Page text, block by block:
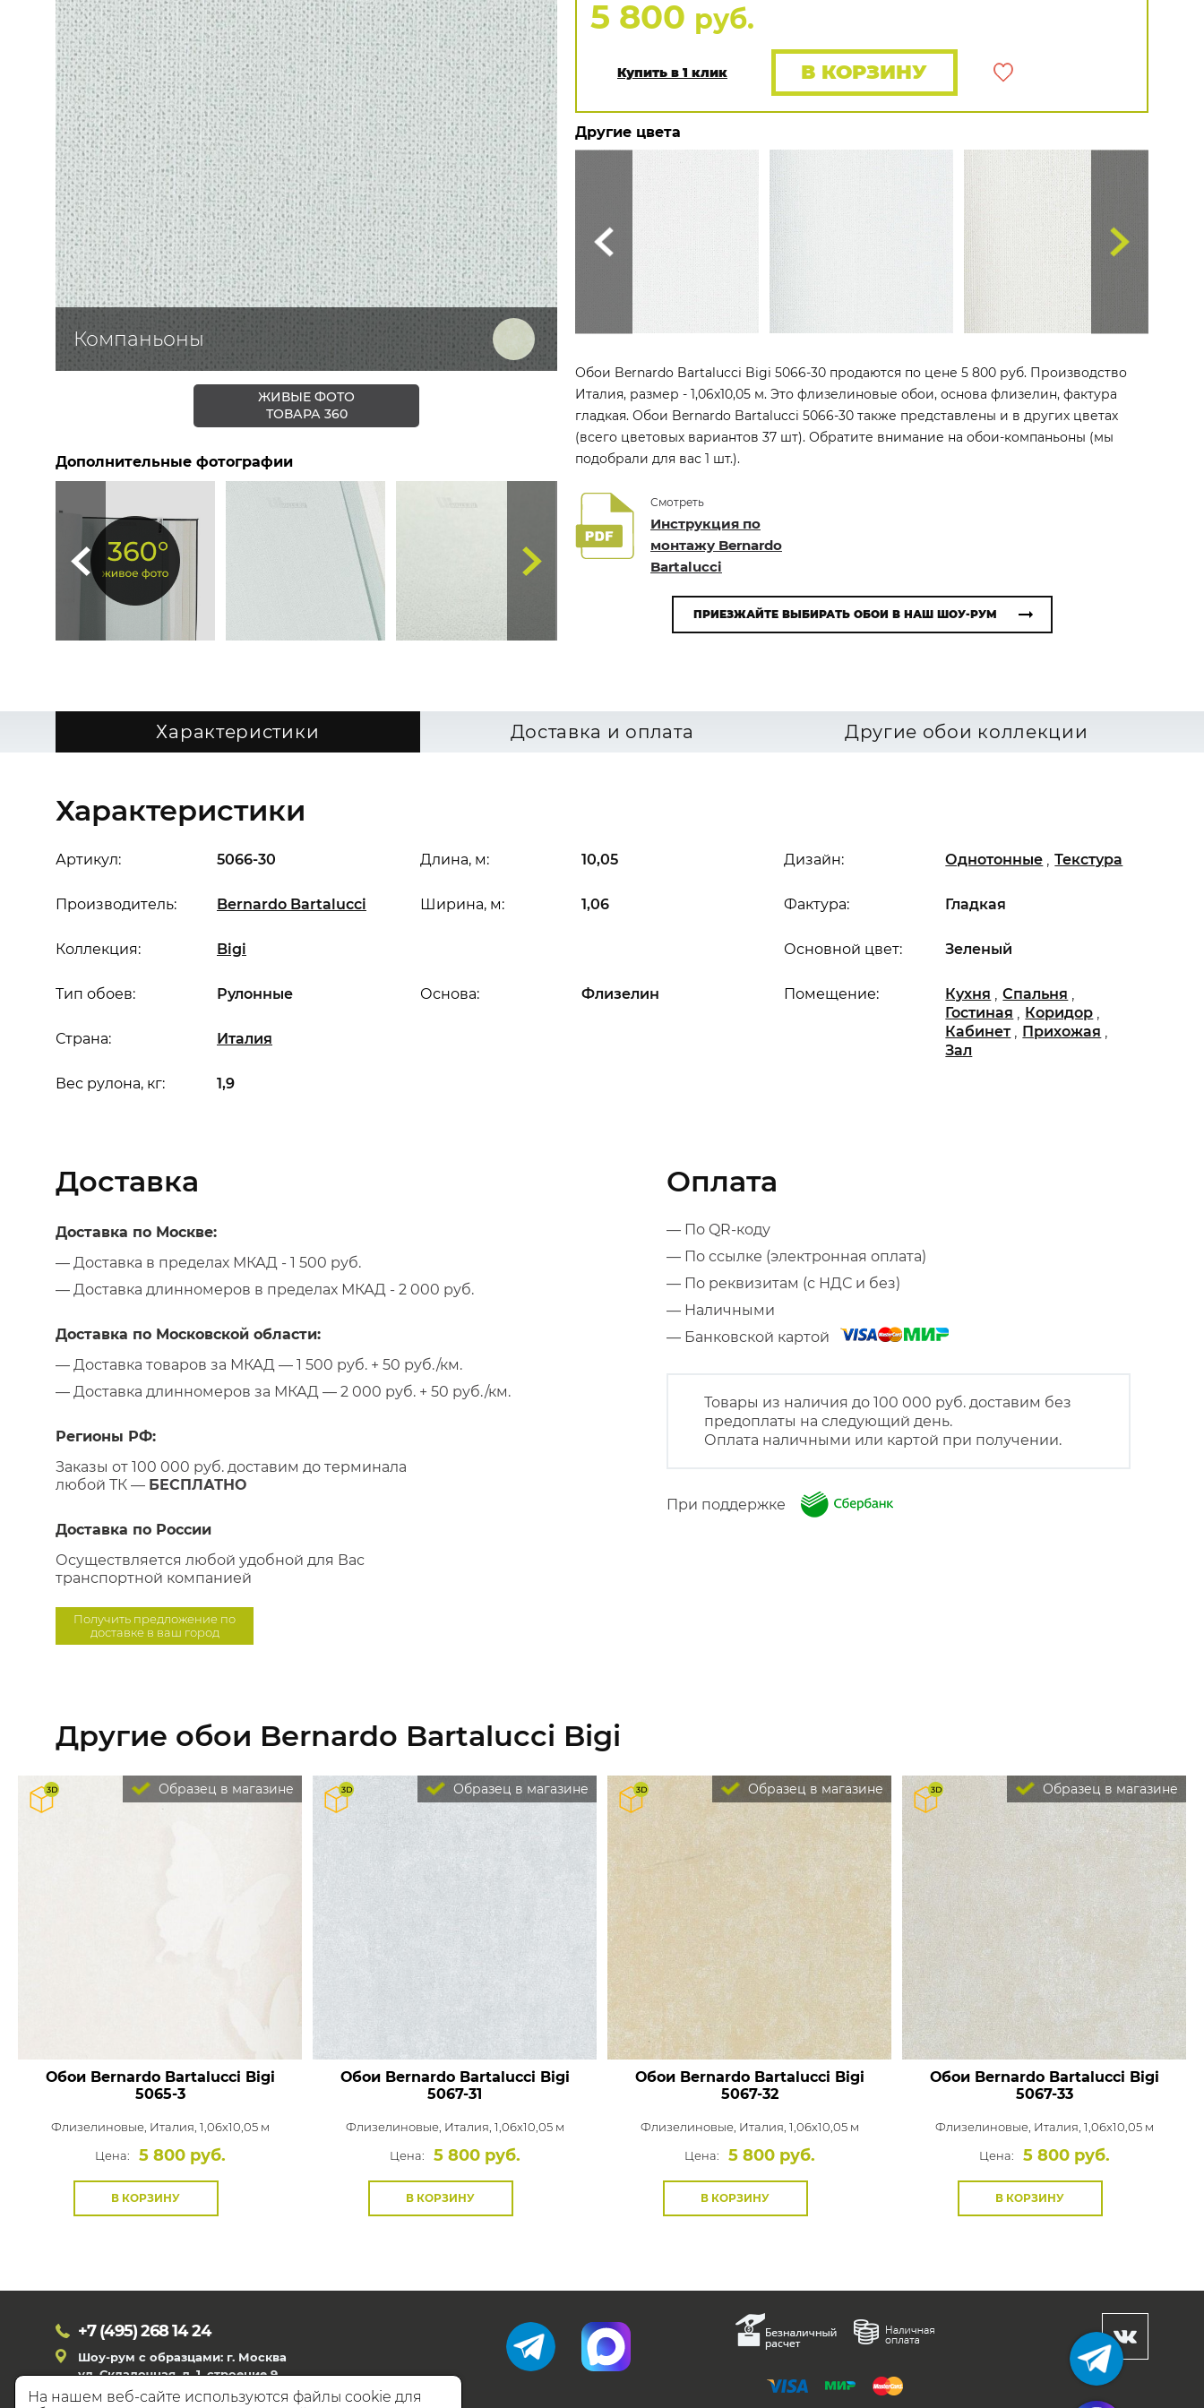
ЦВЕТА
ПОКАЗАТЬ ВСЕ ОБОИ
Компаньоны
ЖИВЫЕ ФОТО
ТОВАРА 360
Дополнительные фотографии
5 800 руб.
Купить в 1 клик В КОРЗИНУ
Другие цвета
Обои Bernardo Bartalucci Bigi 5066-30 продаются по цене 5 800 руб. Производство
Италия, размер - 1,06x10,05 м. Это флизелиновые обои, основа флизелин, фактура
гладкая. Обои Bernardo Bartalucci 5066-30 также представлены и в других цветах
(всего цветовых вариантов 37 шт). Обратите внимание на обои-компаньоны (мы
подобрали для вас 1 шт.).
Смотреть
Инструкция по
монтажу Bernardo
Bartalucci
ПРИЕЗЖАЙТЕ ВЫБИРАТЬ ОБОИ В НАШ ШОУ-РУМ
Характеристики Доставка и оплата Другие обои коллекции
Характеристики
Артикул: 5066-30
Производитель: Bernardo Bartalucci
Коллекция: Bigi
Длина, м: 10,05
Ширина, м: 1,06
Вес рулона, кг: 1,9
Основной цвет: Зеленый
Дизайн: Однотонные ,Текстура
Основа: Флизелин Помещение: Кухня ,Спальня ,
Гостиная , Коридор ,
Кабинет , Прихожая ,
Зал
Страна: Италия
Тип обоев: Рулонные
Фактура: Гладкая
Доставка
Доставка по Москве:
— Доставка в пределах МКАД - 1 500 руб.
— Доставка длинномеров в пределах МКАД - 2 000 руб.
Доставка по Московской области:
— Доставка товаров за МКАД — 1 500 руб. + 50 руб./км.
— Доставка длинномеров за МКАД — 2 000 руб. + 50 руб./км.
Регионы РФ:
Заказы от 100 000 руб. доставим до терминала
любой ТК — БЕСПЛАТНО
Доставка по России
Осуществляется любой удобной для Вас
транспортной компанией
Получить предложение по
доставке в ваш город
Оплата
— По QR-коду
— По ссылке (электронная оплата)
— По реквизитам (с НДС и без)
— Наличными
— Банковской картой
Товары из наличия до 100 000 руб. доставим без
предоплаты на следующий день.
Оплата наличными или картой при получении.
При поддержке
Другие обои Bernardo Bartalucci Bigi
Образец в магазине
Обои Bernardo Bartalucci Bigi
5065-3
Флизелиновые, Италия, 1,06x10,05 м
Цена:
5 800 руб.
В КОРЗИНУ
Образец в магазине
Обои Bernardo Bartalucci Bigi
5067-31
Флизелиновые, Италия, 1,06x10,05 м
Цена:
5 800 руб.
В КОРЗИНУ
Образец в магазине
Обои Bernardo Bartalucci Bigi
5067-32
Флизелиновые, Италия, 1,06x10,05 м
Цена:
5 800 руб.
В КОРЗИНУ
Образец в магазине
Обои Bernardo Bartalucci Bigi
5067-33
Флизелиновые, Италия, 1,06x10,05 м
Цена:
5 800 руб.
В КОРЗИНУ
+7 (495)268 14 24
Шоу-рум с образцами: г. Москва
ул. Складочная, д. 1, строение 9
На нашем веб-сайте используются файлы cookie для